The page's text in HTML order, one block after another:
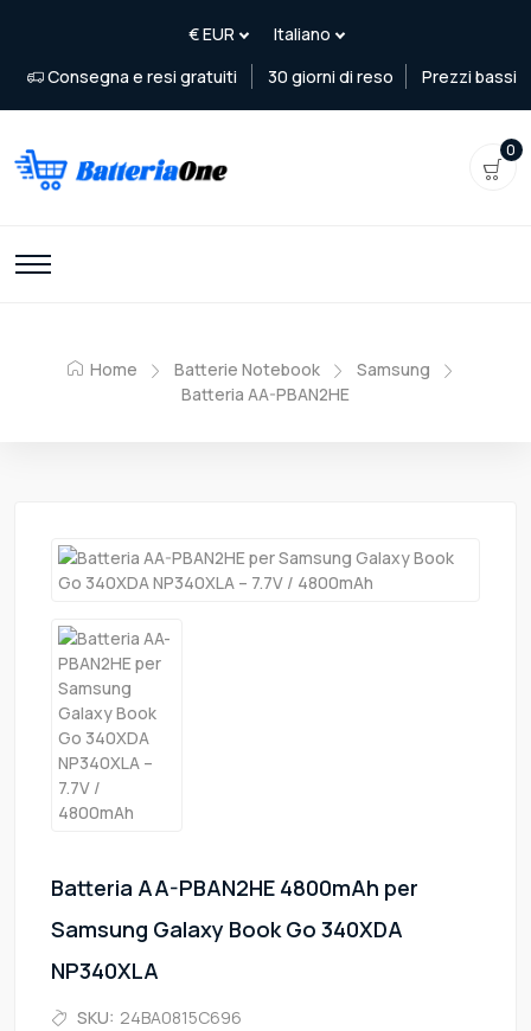
Consegna e resi gratuiti 30 giorni di reso Prezzi bassi
0
Home Batterie Notebook
Samsung
Batteria AA-PBAN2HE
Batteria AA-PBAN2HE 4800mAh per
Samsung Galaxy Book Go 340XDA
NP340XLA
SKU: 24BA0815C696